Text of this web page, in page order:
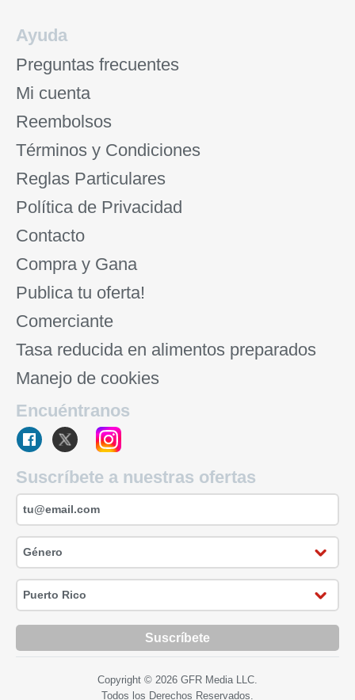
Ayuda
Preguntas frecuentes
Mi cuenta
Reembolsos
Términos y Condiciones
Reglas Particulares
Política de Privacidad
Contacto
Compra y Gana
Publica tu oferta!
Comerciante
Tasa reducida en alimentos preparados
Manejo de cookies
Encuéntranos
Suscríbete a nuestras ofertas
Suscríbete
Copyright © 2026 GFR Media LLC.
Todos los Derechos Reservados.